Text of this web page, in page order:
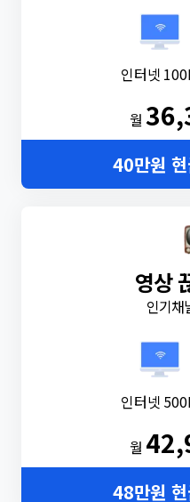
인터넷
월
40만원
영상
인기채
인터넷
월
48만원